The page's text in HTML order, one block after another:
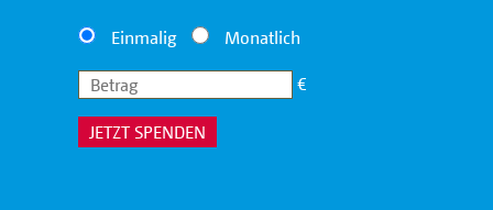
Einmalig Monatlich
€
JETZT SPENDEN